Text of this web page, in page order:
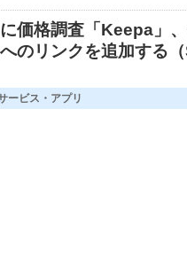
価格調査「Keepa」
へのリンクを追加する
ービス・アプリ